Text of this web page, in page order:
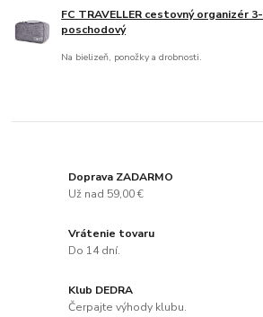
FC TRAVELLER cestovný organizér 3-
poschodový
Na bielizeň, ponožky a drobnosti.
Doprava ZADARMO
Už nad 59,00 €
Vrátenie tovaru
Do 14 dní.
Klub DEDRA
Čerpajte výhody klubu.